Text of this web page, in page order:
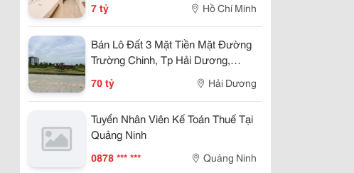
7 tỷ Hồ Chí Minh
Bán Lô Đất 3 Mặt Tiền Mặt Đường
Trường Chinh, Tp Hải Dương,
789M2, Lô Góc, Kd Tốt, Vị Trí Đẹp
70 tỷ Hải Dương
Tuyển Nhân Viên Kế Toán Thuế Tại
Quảng Ninh
0878 *** *** Quảng Ninh